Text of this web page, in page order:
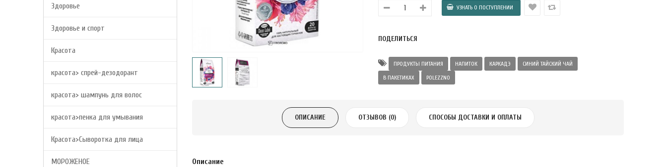
Здоровье
Здоровье и спорт
Красота
красота> спрей-дезодорант
красота> шампунь для волос
красота>пенка для умывания
Красота>Сыворотка для лица
МОРОЖЕНОЕ
ПОДЕЛИТЬСЯ
ПРОДУКТЫ ПИТАНИЯ НАПИТОК КАРКАДЭ
СИНИЙ ТАЙСКИЙ ЧАЙ
В ПАКЕТИКАХ
POLEZZNO
ОПИСАНИЕ ОТЗЫВОВ (0) СПОСОБЫ ДОСТАВКИ И ОПЛАТЫ
Описание